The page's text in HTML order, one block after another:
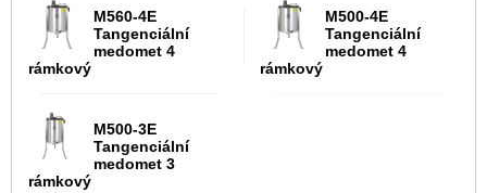
M560-4E
Tangenciální
medomet 4
rámkový
M500-4E
Tangenciální
medomet 4
rámkový
M500-3E
Tangenciální
medomet 3
rámkový